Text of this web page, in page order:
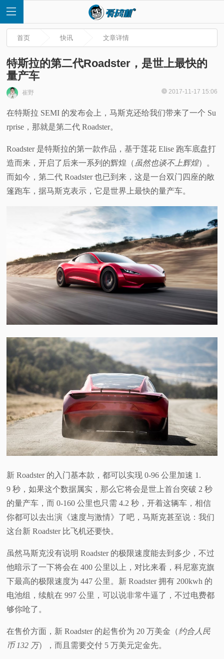
首
页
讯
评
频
普
体
验
专
题
首页 快讯 文章详情
特斯拉的第二代Roadster，是世上最快的
量产车
崔野 2017-11-17 15:06
在特斯拉 SEMI 的发布会上，马斯克还给我们带来了一个 Su
rprise，那就是第二代 Roadster。
Roadster 是特斯拉的第一款作品，基于莲花 Elise 跑车底盘打
造而来，开启了后来一系列的辉煌（ 虽然也谈不上辉煌）。
而如今，第二代 Roadster 也已到来，这是一台双门四座的敞
篷跑车，据马斯克表示，它是世界上最快的量产车。
新 Roadster 的入门基本款，都可以实现 0-96 公里加速 1.
9 秒，如果这个数据属实，那么它将会是世上首台突破 2 秒
的量产车，而 0-160 公里也只需 4.2 秒，开着这辆车，相信
你都可以去出演《速度与激情》了吧，马斯克甚至说：我们
这台新 Roadster 比飞机还要快。
虽然马斯克没有说明 Roadster 的极限速度能去到多少，不过
他暗示了一下将会在 400 公里以上，对比来看，科尼塞克旗
下最高的极限速度为 447 公里。新 Roadster 拥有 200kwh 的
电池组，续航在 997 公里，可以说非常牛逼了，不过电费都
够你呛了。
在售价方面，新 Roadster 的起售价为 20 万美金（约合人民
币 132 万），而且需要交付 5 万美元定金先。